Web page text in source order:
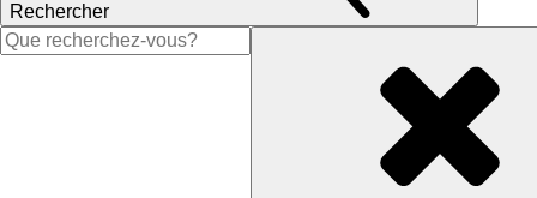
Rechercher
Rechercher :